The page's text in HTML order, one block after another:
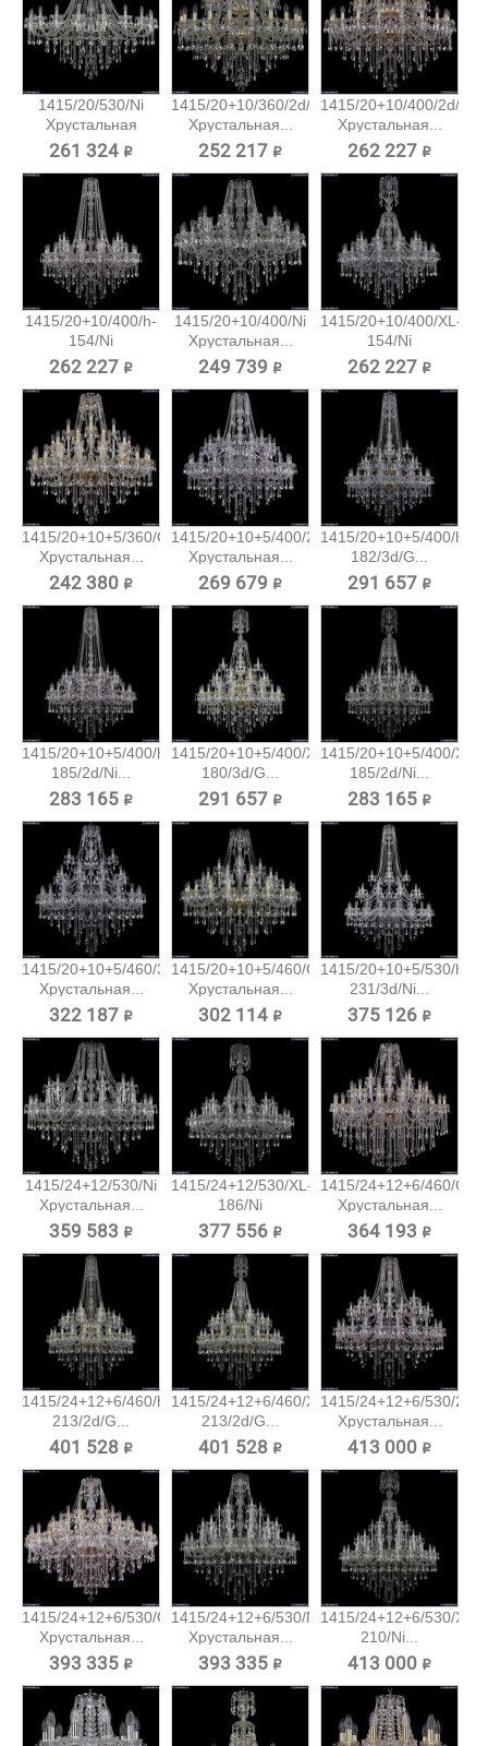
1415/20/530/Ni
Хрустальная
подвесная...
261 324 ₽
1415/20+10/360/2d/G
Хрустальная...
252 217 ₽
1415/20+10/400/2d/G
Хрустальная...
262 227 ₽
1415/20+10/400/h-
154/Ni
Хрустальная...
262 227 ₽
1415/20+10/400/Ni
Хрустальная...
249 739 ₽
1415/20+10/400/XL-
154/Ni
Хрустальная...
262 227 ₽
1415/20+10+5/360/G
Хрустальная...
242 380 ₽
1415/20+10+5/400/2d/Ni
Хрустальная...
269 679 ₽
1415/20+10+5/400/h-
182/3d/G...
291 657 ₽
1415/20+10+5/400/h-
185/2d/Ni...
283 165 ₽
1415/20+10+5/400/XL-
180/3d/G...
291 657 ₽
1415/20+10+5/400/XL-
185/2d/Ni...
283 165 ₽
1415/20+10+5/460/3d/Ni
Хрустальная...
322 187 ₽
1415/20+10+5/460/G
Хрустальная...
302 114 ₽
1415/20+10+5/530/h-
231/3d/Ni...
375 126 ₽
1415/24+12/530/Ni
Хрустальная...
359 583 ₽
1415/24+12/530/XL-
186/Ni
Хрустальная...
377 556 ₽
1415/24+12+6/460/G
Хрустальная...
364 193 ₽
1415/24+12+6/460/h-
213/2d/G...
401 528 ₽
1415/24+12+6/460/XL-
213/2d/G...
401 528 ₽
1415/24+12+6/530/2d/
Хрустальная...
413 000 ₽
1415/24+12+6/530/G
Хрустальная...
393 335 ₽
1415/24+12+6/530/Ni
Хрустальная...
393 335 ₽
1415/24+12+6/530/XL-
210/Ni...
413 000 ₽